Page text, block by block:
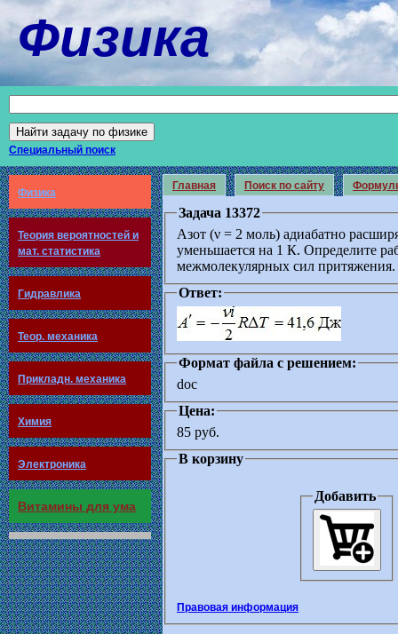
Физика
Специальный поиск
Физика
Теория вероятностей и
мат. статистика
Гидравлика
Теор. механика
Прикладн. механика
Химия
Электроника
Витамины для ума
Главная Поиск по сайту
Задача 13372
Азот (ν = 2 моль) адиабатно
уменьшается на 1 К. Определите
межмолекулярных сил притяжения.
Ответ:
Формат файла с решением:
doc
Цена:
85 руб.
В корзину
Добавить
Правовая информация